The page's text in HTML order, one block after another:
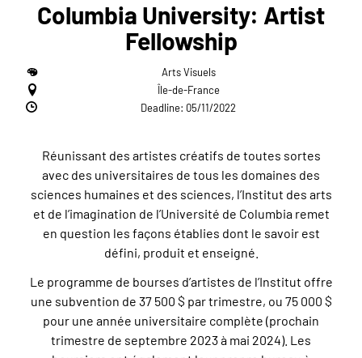
Columbia University: Artist
Fellowship
Arts Visuels
Île-de-France
Deadline: 05/11/2022
Réunissant des artistes créatifs de toutes sortes
avec des universitaires de tous les domaines des
sciences humaines et des sciences, l’Institut des arts
et de l’imagination de l’Université de Columbia remet
en question les façons établies dont le savoir est
défini, produit et enseigné.
Le programme de bourses d’artistes de l’Institut offre
une subvention de 37 500 $ par trimestre, ou 75 000 $
pour une année universitaire complète (prochain
trimestre de septembre 2023 à mai 2024). Les